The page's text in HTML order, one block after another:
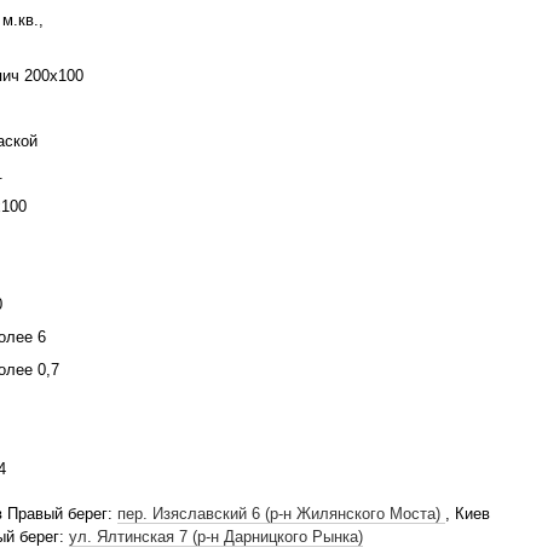
200х100
6
0,7
Правый берег: пер. Изяславский 6 (р-н Жилянского Моста) , Киев
берег: ул. Ялтинская 7 (р-н Дарницкого Рынка)